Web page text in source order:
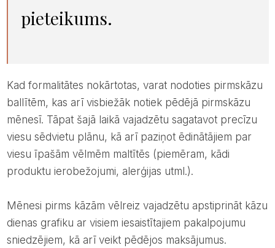
pieteikums.
Kad formalitātes nokārtotas, varat nodoties pirmskāzu
ballītēm, kas arī visbiežāk notiek pēdējā pirmskāzu
mēnesī. Tāpat šajā laikā vajadzētu sagatavot precīzu
viesu sēdvietu plānu, kā arī paziņot ēdinātājiem par
viesu īpašām vēlmēm maltītēs (piemēram, kādi
produktu ierobežojumi, alerģijas utml.).
Mēnesi pirms kāzām vēlreiz vajadzētu apstiprināt kāzu
dienas grafiku ar visiem iesaistītajiem pakalpojumu
sniedzējiem, kā arī veikt pēdējos maksājumus.